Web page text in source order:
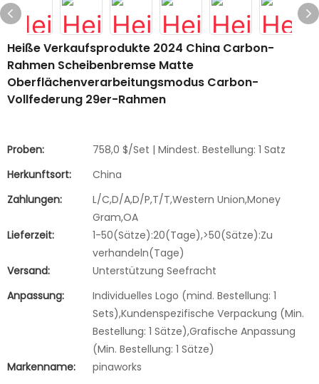
Heiße Verkaufsprodukte 2024 China Carbon-
Rahmen Scheibenbremse Matte
Oberflächenverarbeitungsmodus Carbon-
Vollfederung 29er-Rahmen
Proben:
758,0 $/Set | Mindest. Bestellung: 1 Satz
Herkunftsort:
China
Zahlungen:
L/C,D/A,D/P,T/T,Western Union,Money
Gram,OA
Lieferzeit:
1-50(Sätze):20(Tage),>50(Sätze):Zu
verhandeln(Tage)
Versand:
Unterstützung Seefracht
Anpassung:
Individuelles Logo (mind. Bestellung: 1
Sets),Kundenspezifische Verpackung (Min.
Bestellung: 1 Sätze),Grafische Anpassung
(Min. Bestellung: 1 Sätze)
Markenname:
pinaworks